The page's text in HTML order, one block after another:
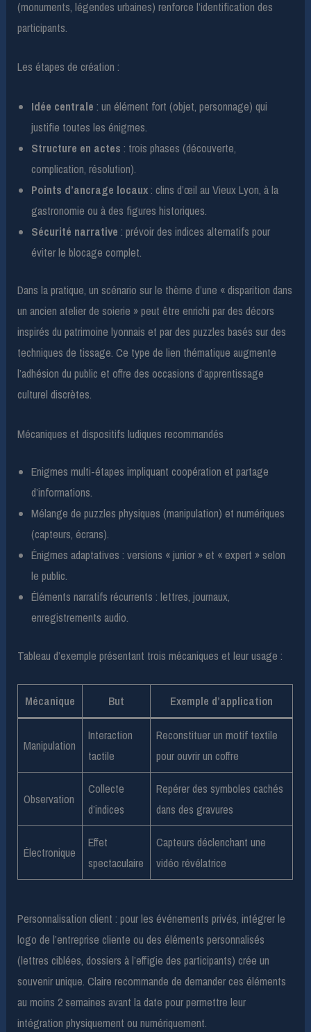
(monuments, légendes urbaines) renforce l’identification des
participants.
Les étapes de création :
Idée centrale : un élément fort (objet, personnage) qui
justifie toutes les énigmes.
Structure en actes : trois phases (découverte,
complication, résolution).
Points d’ancrage locaux: clins d’œil au Vieux Lyon, à la
gastronomie ou à des figures historiques.
Sécurité narrative : prévoir des indices alternatifs pour
éviter le blocage complet.
Dans la pratique, un scénario sur le thème d’une « disparition dans
un ancien atelier de soierie » peut être enrichi par des décors
inspirés du patrimoine lyonnais et par des puzzles basés sur des
techniques de tissage. Ce type de lien thématique augmente
l’adhésion du public et offre des occasions d’apprentissage
culturel discrètes.
Mécaniques et dispositifs ludiques recommandés
Enigmes multi-étapes impliquant coopération et partage
d’informations.
Mélange de puzzles physiques (manipulation) et numériques
(capteurs, écrans).
Énigmes adaptatives : versions « junior » et « expert » selon
le public.
Éléments narratifs récurrents : lettres, journaux,
enregistrements audio.
Tableau d’exemple présentant trois mécaniques et leur usage :
Mécanique But Exemple d’application
Manipulation
Interaction
tactile
Reconstituer un motif textile
pour ouvrir un coffre
Observation
Collecte
d’indices
Repérer des symboles cachés
dans des gravures
Électronique
Effet
spectaculaire
Capteurs déclenchant une
vidéo révélatrice
Personnalisation client : pour les événements privés, intégrer le
logo de l’entreprise cliente ou des éléments personnalisés
(lettres ciblées, dossiers à l’effigie des participants) crée un
souvenir unique. Claire recommande de demander ces éléments
au moins 2 semaines avant la date pour permettre leur
intégration physiquement ou numériquement.